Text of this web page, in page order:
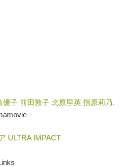
優子 前田敦子 北原里英 指原莉乃.
ULTRA IMPACT